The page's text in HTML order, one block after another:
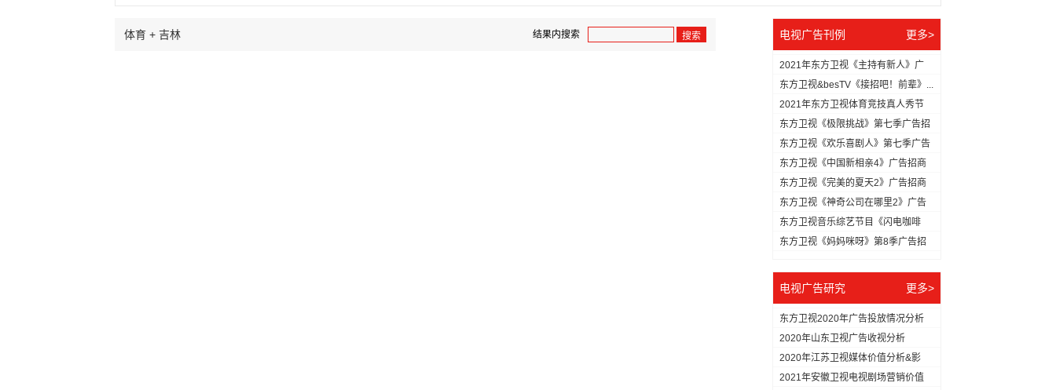
体育 + 吉林 结果内搜索 搜索 电视广告刊例 更多>
2021年东方卫视《主持有新人》广
告...
东方卫视&besTV《接招吧！前辈》...
2021年东方卫视体育竞技真人秀节
目...
东方卫视《极限挑战》第七季广告招
商方...
东方卫视《欢乐喜剧人》第七季广告
冠名...
东方卫视《中国新相亲4》广告招商
方案
东方卫视《完美的夏天2》广告招商
方案
东方卫视《神奇公司在哪里2》广告
招商...
东方卫视音乐综艺节目《闪电咖啡
馆》广...
东方卫视《妈妈咪呀》第8季广告招
电视广告研究 更多>
东方卫视2020年广告投放情况分析
2020年山东卫视广告收视分析
2020年江苏卫视媒体价值分析&影
响...
2021年安徽卫视电视剧场营销价值